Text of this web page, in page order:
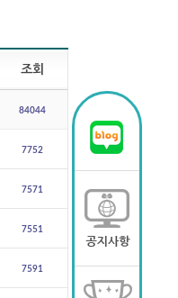
조회
84044
7752
7571
7551
7591